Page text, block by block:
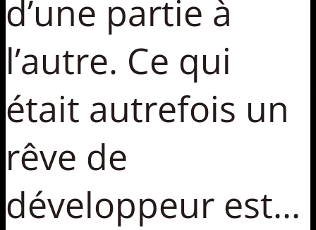
d’une partie à
l’autre. Ce qui
était autrefois un
rêve de
développeur est...